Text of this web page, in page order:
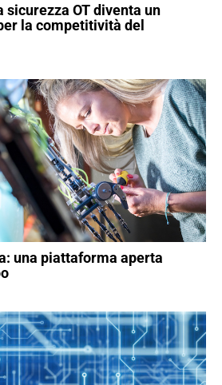
sicurezza OT diventa un
la competitività del
una piattaforma aperta